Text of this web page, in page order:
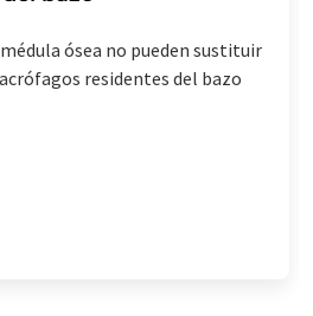
ósea no pueden sustituir
residentes del bazo